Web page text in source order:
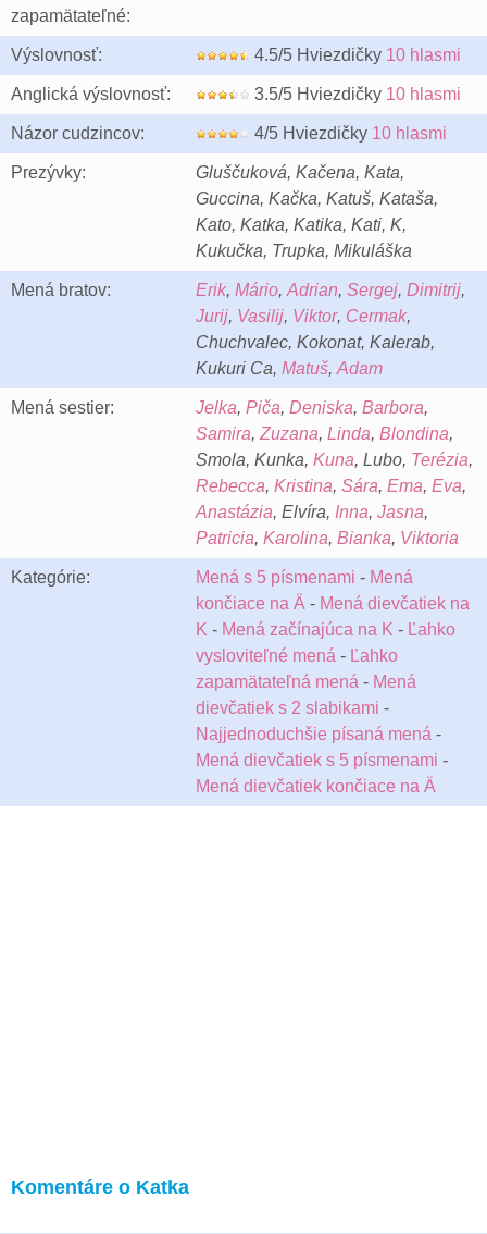
zapamätateľné:
Výslovnosť: 4.5/5 Hviezdičky 10 hlasmi
Anglická výslovnosť: 3.5/5 Hviezdičky 10 hlasmi
Názor cudzincov: 4/5 Hviezdičky 10 hlasmi
Prezývky:
Gluščuková, Kačena, Kata,
Guccina, Kačka, Katuš, Kataša,
Kato, Katka, Katika, Kati, K,
Kukučka, Trupka, Mikuláška
Mená bratov: Erik, Mário, Adrian, Sergej, Dimitrij,
Jurij, Vasilij, Viktor, Cermak,
Chuchvalec, Kokonat, Kalerab,
Kukuri Ca, Matuš, Adam
Mená sestier: Jelka, Piča, Deniska, Barbora,
Samira, Zuzana, Linda, Blondina,
Smola, Kunka, Kuna, Lubo, Terézia,
Rebecca, Kristina, Sára, Ema, Eva,
Anastázia, Elvíra, Inna, Jasna,
Patricia, Karolina, Bianka, Viktoria
Kategórie: Mená s 5 písmenami - Mená
končiace na Ä - Mená dievčatiek na
K - Mená začínajúca na K - Ľahko
vysloviteľné mená - Ľahko
zapamätateľná mená - Mená
dievčatiek s 2 slabikami -
Najjednoduchšie písaná mená -
Mená dievčatiek s 5 písmenami -
Mená dievčatiek končiace na Ä
Komentáre o Katka